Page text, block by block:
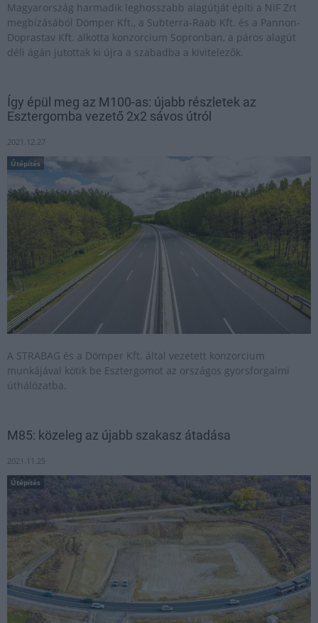
Magyarország harmadik leghosszabb alagútját építi a NIF Zrt
megbízásából Dömper Kft., a Subterra-Raab Kft. és a Pannon-
Doprastav Kft. alkotta konzorcium Sopronban, a páros alagút
déli ágán jutottak ki újra a szabadba a kivitelezők.
Így épül meg az M100-as: újabb részletek az
Esztergomba vezető 2x2 sávos útról
2021.12.27
Útépítés
A STRABAG és a Dömper Kft. által vezetett konzorcium
munkájával kötik be Esztergomot az országos gyorsforgalmi
úthálózatba.
M85: közeleg az újabb szakasz átadása
2021.11.25
Útépítés